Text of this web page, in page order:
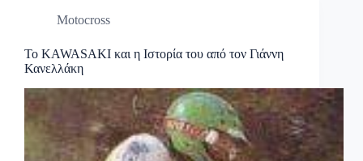
Motocross
Το KAWASAKI και η Ιστορία του από τον Γιάννη
Κανελλάκη